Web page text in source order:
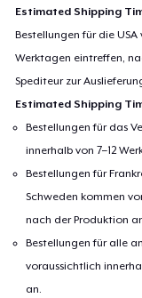
Estimated Shipping
Bestellungen für die
Werktagen eintreffen,
Spediteur zur
Estimated Shipping
Bestellungen für das
innerhalb von 7–12
Bestellungen für
Schweden kommen
nach der Produktion
Bestellungen für alle
voraussichtlich
an.